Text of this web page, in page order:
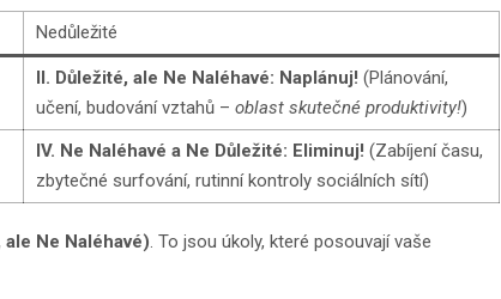
Nedůležité
II. Důležité, ale Ne Naléhavé: Naplánuj! (Plánování,
učení, budování vztahů – oblast skutečné produktivity!)
IV. Ne Naléhavé a Ne Důležité: Eliminuj! (Zabíjení času,
zbytečné surfování, rutinní kontroly sociálních sítí)
Ne Naléhavé) . To jsou úkoly, které posouvají vaše